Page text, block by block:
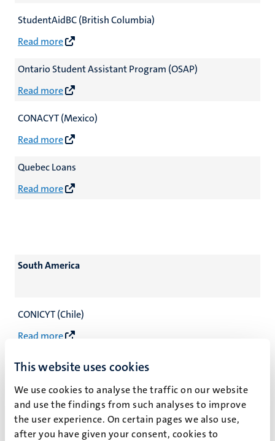
This website uses cookies
We use cookies to analyse the traffic on our website
and use the findings from such analyses to improve
the user experience. On certain pages we also use,
after you have given your consent, cookies to
StudentAidBC (British Columbia)
Read more
Ontario Student Assistant Program (OSAP)
Read more
CONACYT (Mexico)
Read more
Quebec Loans
Read more
South America
CONICYT (Chile)
Read more
Colfuturo (Colombia)
Read more